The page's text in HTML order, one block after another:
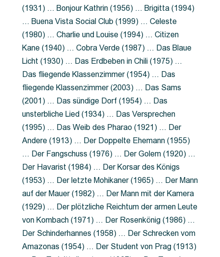
(1931) … Bonjour Kathrin (1956) … Brigitta (1994)
… Buena Vista Social Club (1999) … Celeste
(1980) … Charlie und Louise (1994) … Citizen
Kane (1940) … Cobra Verde (1987) … Das Blaue
Licht (1930) … Das Erdbeben in Chili (1975) …
Das fliegende Klassenzimmer (1954) … Das
fliegende Klassenzimmer (2003) … Das Sams
(2001) … Das sündige Dorf (1954) … Das
unsterbliche Lied (1934) … Das Versprechen
(1995) … Das Weib des Pharao (1921) … Der
Andere (1913) … Der Doppelte Ehemann (1955)
… Der Fangschuss (1976) … Der Golem (1920) …
Der Havarist (1984) … Der Korsar des Königs
(1953) … Der letzte Mohikaner (1965) … Der Mann
auf der Mauer (1982) … Der Mann mit der Kamera
(1929) … Der plötzliche Reichtum der armen Leute
von Kombach (1971) … Der Rosenkönig (1986) …
Der Schinderhannes (1958) … Der Schrecken vom
Amazonas (1954) … Der Student von Prag (1913)